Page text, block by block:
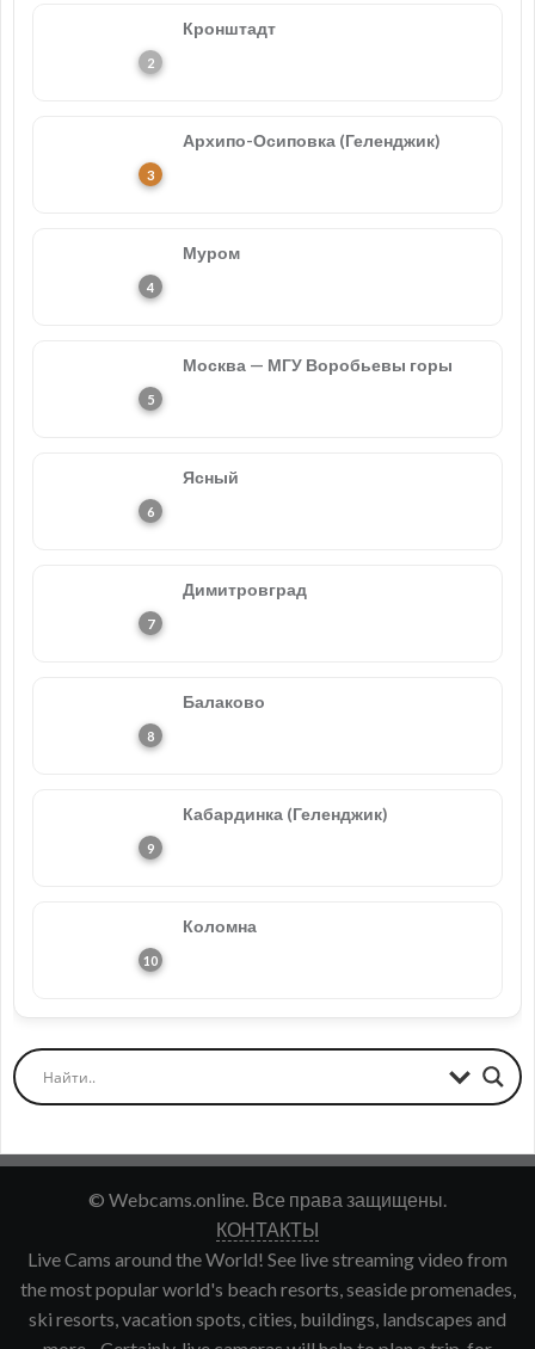
Кронштадт
Архипо-Осиповка (Геленджик)
Муром
Москва — МГУ Воробьевы горы
Ясный
Димитровград
Балаково
Кабардинка (Геленджик)
Коломна
© Webcams.online. Все права защищены.
КОНТАКТЫ
Live Cams around the World! See live streaming video from
the most popular world's beach resorts, seaside promenades,
ski resorts, vacation spots, cities, buildings, landscapes and